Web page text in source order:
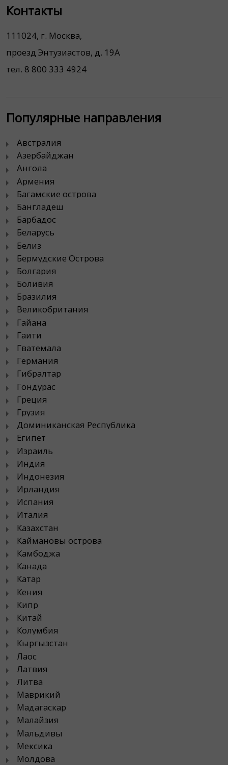
Контакты
111024, г. Москва,
проезд Энтузиастов, д. 19А
тел. 8 800 333 4924
Популярные направления
Австралия
Азербайджан
Ангола
Армения
Багамские острова
Бангладеш
Барбадос
Беларусь
Белиз
Бермудские Острова
Болгария
Боливия
Бразилия
Великобритания
Гайана
Гаити
Гватемала
Германия
Гибралтар
Гондурас
Греция
Грузия
Доминиканская Республика
Египет
Израиль
Индия
Индонезия
Ирландия
Испания
Италия
Казахстан
Каймановы острова
Камбоджа
Канада
Катар
Кения
Кипр
Китай
Колумбия
Кыргызстан
Лаос
Латвия
Литва
Маврикий
Мадагаскар
Малайзия
Мальдивы
Мексика
Молдова